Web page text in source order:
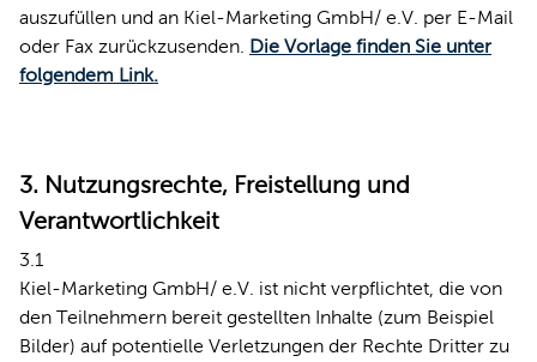
auszufüllen und an Kiel-Marketing GmbH/ e.V. per E-Mail
oder Fax zurückzusenden. Die Vorlage finden Sie unter
folgendem Link.
3. Nutzungsrechte, Freistellung und
Verantwortlichkeit
3.1
Kiel-Marketing GmbH/ e.V. ist nicht verpflichtet, die von
den Teilnehmern bereit gestellten Inhalte (zum Beispiel
Bilder) auf potentielle Verletzungen der Rechte Dritter zu